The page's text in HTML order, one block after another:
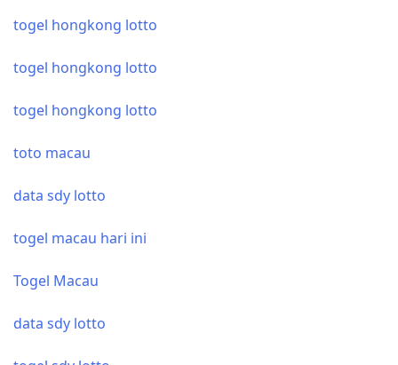
togel hongkong lotto
togel hongkong lotto
togel hongkong lotto
toto macau
data sdy lotto
togel macau hari ini
Togel Macau
data sdy lotto